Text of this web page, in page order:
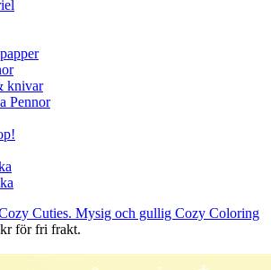
knivar
Pennor
Cuties. Mysig och gullig Cozy Coloring
för fri frakt.